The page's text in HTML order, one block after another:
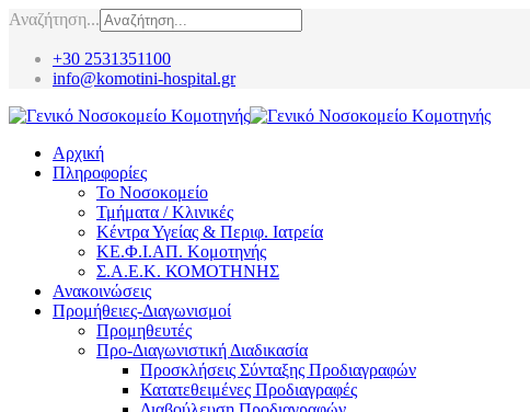
Αναζήτηση...
+30 2531351100
info@komotini-hospital.gr
Αρχική
Πληροφορίες
Το Νοσοκομείο
Τμήματα / Κλινικές
Κέντρα Υγείας & Περιφ. Ιατρεία
ΚΕ.Φ.Ι.ΑΠ. Κομοτηνής
Σ.Α.Ε.Κ. ΚΟΜΟΤΗΝΗΣ
Ανακοινώσεις
Προμήθειες-Διαγωνισμοί
Προμηθευτές
Προ-Διαγωνιστική Διαδικασία
Προσκλήσεις Σύνταξης Προδιαγραφών
Κατατεθειμένες Προδιαγραφές